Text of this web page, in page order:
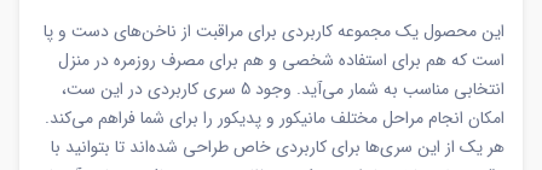
این محصول یک مجموعه کاربردی برای مراقبت از ناخن‌های دست و پا
است که هم برای استفاده شخصی و هم برای مصرف روزمره در منزل
انتخابی مناسب به شمار می‌آید. وجود 5 سری کاربردی در این ست،
امکان انجام مراحل مختلف مانیکور و پدیکور را برای شما فراهم می‌کند.
هر یک از این سری‌ها برای کاربردی خاص طراحی شده‌اند تا بتوانید با